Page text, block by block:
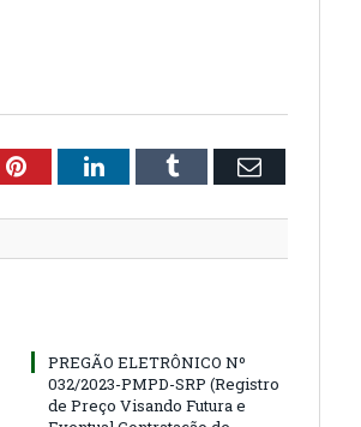
PinterestLinkedInTumblr Email
PREGÃO ELETRÔNICO Nº
032/2023-PMPD-SRP (Registro
de Preço Visando Futura e